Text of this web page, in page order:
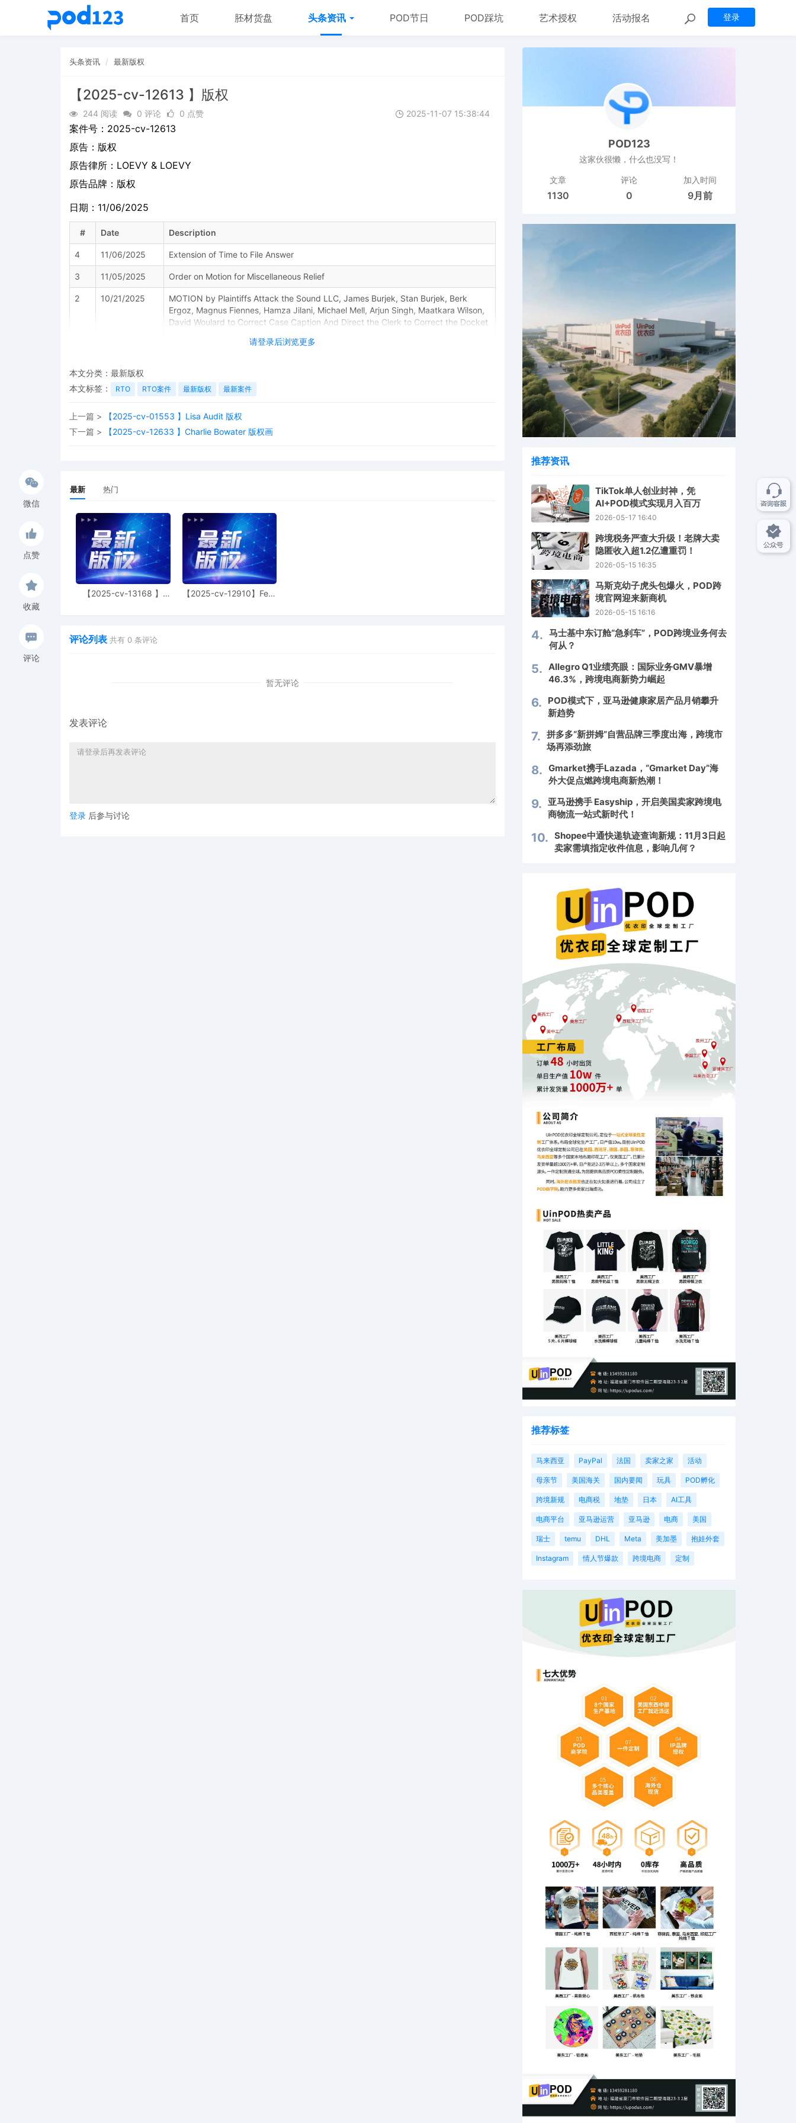
登录
首页 胚材货盘 头条资讯 POD节日 POD踩坑 艺术授权 活动报名
头条资讯 最新版权
【2025-cv-12613 】版权
244 阅读 0 评论 0 点赞 2025-11-07 15:38:44
请登录后浏览更多
案件号： 2025-cv-12613
原告： 版权
原告律所：LOEVY & LOEVY
原告品牌： 版权
日期：11/06/2025
# Date Description
4 11/06/2025 Extension of Time to File Answer
3 11/05/2025 Order on Motion for Miscellaneous Relief
2 10/21/2025
MOTION by Plaintiffs Attack the Sound LLC, James Burjek, Stan Burjek, Berk
Ergoz, Magnus Fiennes, Hamza Jilani, Michael Mell, Arjun Singh, Maatkara Wilson,
David Woulard to Correct Case Caption And Direct the Clerk to Correct the Docket
COMPLAINT filed by Hamza Jilani, Stan Burjek, Maatkara Wilson, Magnus Fiennes,
微信
点赞
收藏
评论
本文分类： 最新版权
本文标签：
RTO RTO案件 最新版权 最新案件
上一篇 >
【2025-cv-01553 】Lisa Audit 版权
下一篇 >
【2025-cv-12633 】Charlie Bowater 版权画
最新 热门
【2025-cv-13168 】
【2025-cv-12910】Fear
评论列表 共有 0 条评论
暂无评论
发表评论
登录 后参与讨论
POD123
这家伙很懒，什么也没写！
文章
1130
评论
0
加入时间
9月前
推荐资讯
1
TikTok单人创业封神，凭
AI+POD模式实现月入百万
2026-05-17 16:40
2
跨境税务严查大升级！老牌大卖
隐匿收入超1.2亿遭重罚！
2026-05-15 16:35
3
马斯克幼子虎头包爆火，POD跨
境官网迎来新商机
2026-05-15 16:16
4. 马士基中东订舱“急刹车”，POD跨境业务何去
何从？
5. Allegro Q1业绩亮眼：国际业务GMV暴增
46.3%，跨境电商新势力崛起
6.
POD模式下，亚马逊健康家居产品月销攀升
新趋势
7. 拼多多“新拼姆”自营品牌三季度出海，跨境市
场再添劲旅
8. Gmarket携手Lazada，“Gmarket Day”海
外大促点燃跨境电商新热潮！
9. 亚马逊携手 Easyship，开启美国卖家跨境电
商物流一站式新时代！
10. Shopee中通快递轨迹查询新规：11月3日起
卖家需填指定收件信息，影响几何？
推荐标签
马来西亚 PayPal 法国 卖家之家 活动
母亲节 美国海关 国内要闻 玩具 POD孵化
跨境新规 电商税 地垫 日本 AI工具
电商平台 亚马逊运营 亚马逊 电商 美国
瑞士 temu DHL Meta 美加墨 抱娃外套
Instagram 情人节爆款 跨境电商 定制